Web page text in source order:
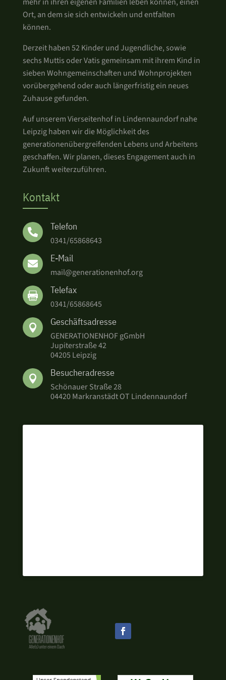
Ort, an dem sie sich entwickeln und entfalten
können.
Derzeit haben 52 Kinder und Jugendliche, sowie
sechs Muttis oder Vatis gemeinsam mit ihrem Kind in
sieben Wohngemeinschaften und Wohnprojekten
vorübergehend oder auch längerfristig ein neues
Zuhause gefunden.
Auf unserem Vierseitenhof in Lindennaundorf nahe
Leipzig haben wir die Möglichkeit des
generationenübergreifenden Lebens und Arbeitens
geschaffen. Wir planen, dieses Engagement auch in
Zukunft weiterzuführen.
Kontakt
 Telefon
0341/65868643
 E-Mail
mail@generationenhof.org
 Telefax
0341/65868645
 Geschäftsadresse
GENERATIONENHOF gGmbH
Jupiterstraße 42
04205 Leipzig
 Besucheradresse
Schönauer Straße 28
04420 Markranstädt OT Lindennaundorf